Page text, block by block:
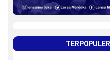
TERPOPULER